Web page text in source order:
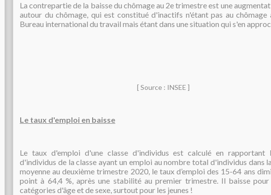
La contrepartie de la baisse du chômage au 2e trimestre est une
autour du chômage, qui est constitué d'inactifs n'étant pas au chômage
Bureau international du travail mais étant dans une situation qui s'en
[ Source : INSEE ]
Le taux d'emploi en baisse
Le taux d'emploi d'une classe d'individus est calculé en rapportant
d'individus de la classe ayant un emploi au nombre total d'individus dans
moyenne au deuxième trimestre 2020, le taux d’emploi des 15-64 ans
point à 64,4 %, après une stabilité au premier trimestre. Il baisse
catégories d'âge et de sexe, surtout pour les jeunes !